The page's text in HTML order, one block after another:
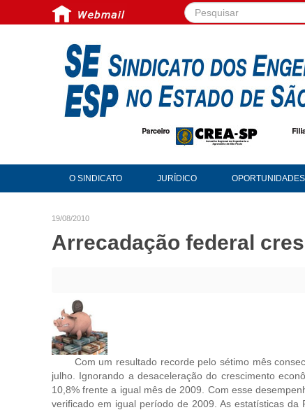
Pesquisar...
O SINDICATO JURÍDICO OPORTUNIDADES
19/08/2010
Arrecadação federal
Com um resultado recorde pelo sétimo mês
julho. Ignorando a desaceleração do crescimento
10,8% frente a igual mês de 2009. Com esse
verificado em igual período de 2009. As estatísticas